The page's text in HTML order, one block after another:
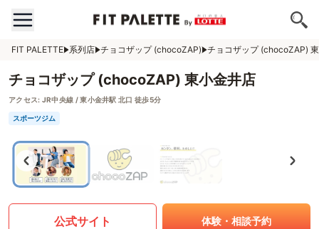
FIT PALETTE 系列店 チョコザップ (chocoZAP) チョコザップ (chocoZAP)
チョコザップ (chocoZAP) 東小金井店
アクセス: JR中央線 / 東小金井駅 北口 徒歩5分
スポーツジム
公式サイト 体験・相談予約